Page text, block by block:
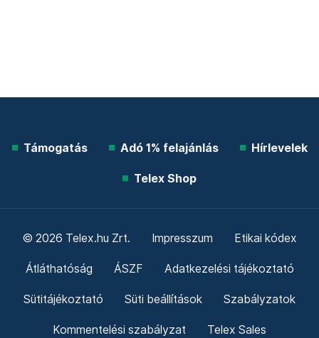
Támogatás Adó 1% felajánlás Hírlevelek
Telex Shop
© 2026 Telex.hu Zrt. Impresszum Etikai kódex
Átláthatóság ÁSZF Adatkezelési tájékoztató
Sütitájékoztató Süti beállítások Szabályzatok
Kommentelési szabályzat Telex Sales